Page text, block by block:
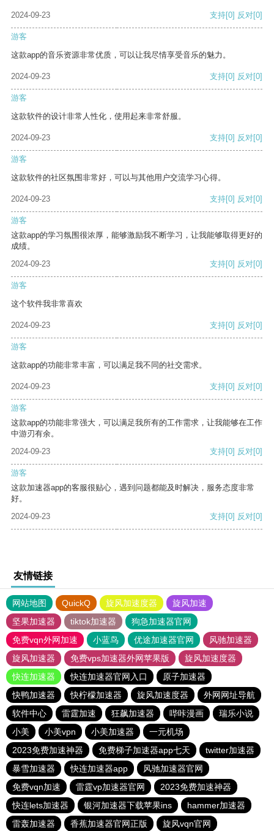
2024-09-23 支持[0] 反对[0]
游客
这款app的音乐资源非常优质，可以让我尽情享受音乐的魅力。
2024-09-23 支持[0] 反对[0]
游客
这款软件的设计非常人性化，使用起来非常舒服。
2024-09-23 支持[0] 反对[0]
游客
这款软件的社区氛围非常好，可以与其他用户交流学习心得。
2024-09-23 支持[0] 反对[0]
游客
这款app的学习氛围很浓厚，能够激励我不断学习，让我能够取得更好的
成绩。
2024-09-23
支持[0] 反对[0]
游客
这个软件我非常喜欢
2024-09-23 支持[0] 反对[0]
游客
这款app的功能非常丰富，可以满足我不同的社交需求。
2024-09-23 支持[0] 反对[0]
游客
这款app的功能非常强大，可以满足我所有的工作需求，让我能够在工作
中游刃有余。
2024-09-23
支持[0] 反对[0]
游客
这款加速器app的客服很贴心，遇到问题都能及时解决，服务态度非常
好。
2024-09-23
支持[0] 反对[0]
友情链接
网站地图 QuickQ 旋风加速度器
旋风加速
坚果加速器
tiktok加速器
狗急加速器官网
免费vqn外网加速
小蓝鸟 优途加速器官网
风驰加速器
旋风加速器
免费vps加速器外网苹果版
旋风加速度器
快连加速器
快连加速器官网入口
原子加速器
快鸭加速器
快柠檬加速器 旋风加速度器
外网网址导航
软件中心
雷霆加速 狂飙加速器 哔咔漫画
瑞乐小说
小美
小美vpn 小美加速器
一元机场
2023免费加速神器
免费梯子加速器app七天
twitter加速器
暴雪加速器
快连加速器app
风驰加速器官网
免费vqn加速
雷霆vp加速器官网
2023免费加速神器
快连lets加速器
银河加速器下载苹果ins
hammer加速器
雷轰加速器
香蕉加速器官网正版 旋风vqn官网